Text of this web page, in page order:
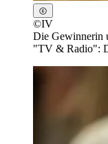
©IV
Die Gewinnerin
"TV & Radio":